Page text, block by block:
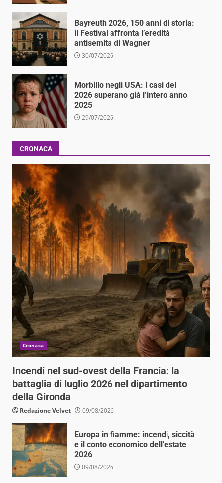
Bayreuth 2026, 150 anni di storia:
il Festival affronta l’eredità
antisemita di Wagner
30/07/2026
Morbillo negli USA: i casi del
2026 superano già l’intero anno
2025
29/07/2026
CRONACA
Cronaca
Incendi nel sud-ovest della Francia: la
battaglia di luglio 2026 nel dipartimento
della Gironda
Redazione Velvet 09/08/2026
Europa in fiamme: incendi, siccità
e il conto economico dell’estate
2026
09/08/2026